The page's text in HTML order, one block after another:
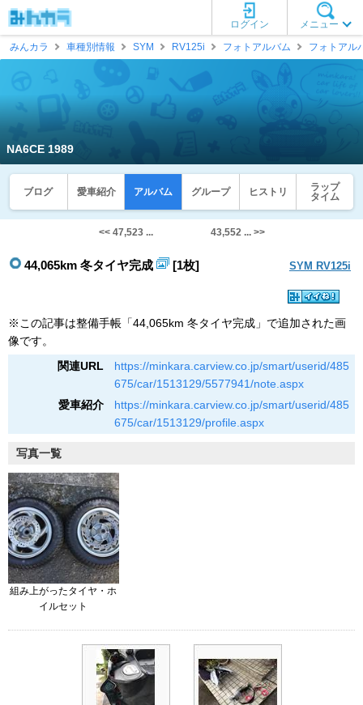
メニュー
ログイン
みんカラ
車種別情報 SYM RV125i フォトアルバム フォトアル
NA6CE 1989
ブログ 愛車紹介 アルバム グループ ヒストリ
ラップ
タイム
<< 47,523 ... 43,552 ... >>
44,065km 冬タイヤ完成 [1枚] SYM RV125i
※この記事は整備手帳「44,065km 冬タイヤ完成」で追加された画
像です。
関連URL
https://minkara.carview.co.jp/smart/userid/485
675/car/1513129/5577941/note.aspx
愛車紹介
https://minkara.carview.co.jp/smart/userid/485
675/car/1513129/profile.aspx
写真一覧
組み上がったタイヤ・ホ
イルセット